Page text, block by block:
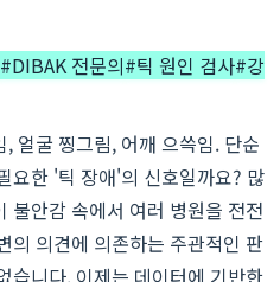
#DIBAK 전문의#틱 원인 검사#강
얼굴 찡그림, 어깨 으쓱임. 단순
요한 '틱 장애'의 신호일까요? 많
불안감 속에서 여러 병원을 전전
의 의견에 의존하는 주관적인 판
습니다. 이제는 데이터에 기반한